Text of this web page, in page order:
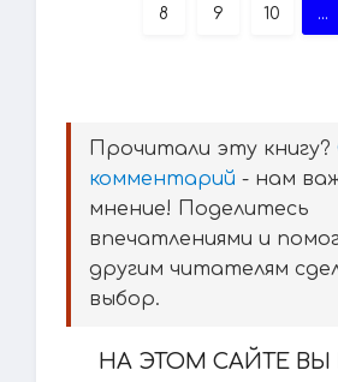
8 9 10 ...
Прочитали эту книгу?
комментарий - нам
мнение! Поделитесь
впечатлениями и
другим читателям
выбор.
НА ЭТОМ САЙТЕ